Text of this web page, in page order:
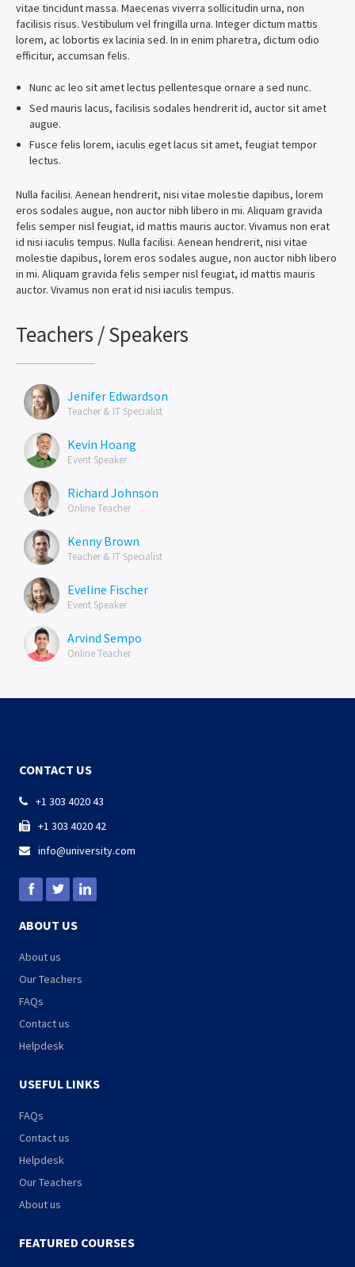
vitae tincidunt massa. Maecenas viverra sollicitudin urna, non
facilisis risus. Vestibulum vel fringilla urna. Integer dictum mattis
lorem, ac lobortis ex lacinia sed. In in enim pharetra, dictum odio
efficitur, accumsan felis.
Nunc ac leo sit amet lectus pellentesque ornare a sed nunc.
Sed mauris lacus, facilisis sodales hendrerit id, auctor sit amet
augue.
Fusce felis lorem, iaculis eget lacus sit amet, feugiat tempor
lectus.
Nulla facilisi. Aenean hendrerit, nisi vitae molestie dapibus, lorem
eros sodales augue, non auctor nibh libero in mi. Aliquam gravida
felis semper nisl feugiat, id mattis mauris auctor. Vivamus non erat
id nisi iaculis tempus. Nulla facilisi. Aenean hendrerit, nisi vitae
molestie dapibus, lorem eros sodales augue, non auctor nibh libero
in mi. Aliquam gravida felis semper nisl feugiat, id mattis mauris
auctor. Vivamus non erat id nisi iaculis tempus.
Teachers / Speakers
Jenifer Edwardson
Teacher & IT Specialist
Kevin Hoang
Event Speaker
Richard Johnson
Online Teacher
Kenny Brown
Teacher & IT Specialist
Eveline Fischer
Event Speaker
Arvind Sempo
Online Teacher
CONTACT US
 +1 303 4020 43
 +1 303 4020 42
 info@university.com
ABOUT US
About us
Our Teachers
FAQs
Contact us
Helpdesk
USEFUL LINKS
FAQs
Contact us
Helpdesk
Our Teachers
About us
FEATURED COURSES